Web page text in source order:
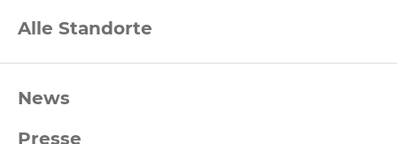
Alle Standorte
Footernavigation
News
Presse